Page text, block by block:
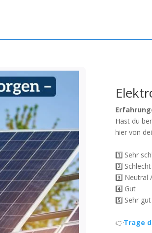
Hast du
hier von
1️⃣ Sehr
2️⃣ Schlecht
3️⃣ Neutral
4️⃣ Gut
5️⃣ Sehr gut
👉Trage